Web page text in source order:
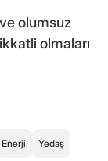
olumsuz
olmaları
Enerji Yedaş